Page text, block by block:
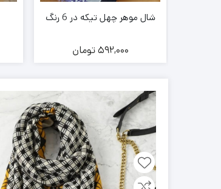
شال موهر چهل تیکه در 6 رنگ
592,000تومان